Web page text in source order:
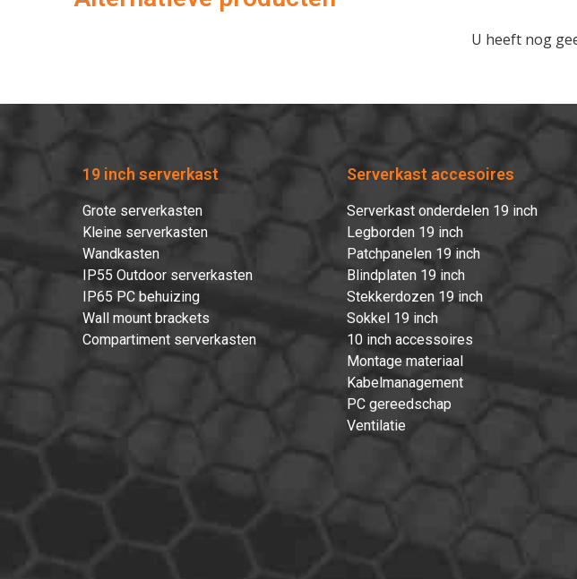
U heeft nog
19 inch serverkast
Grote serverkasten
Kleine serverkasten
Wandkasten
IP55 Outdoor serverkasten
IP65 PC behuizing
Wall mount brackets
Compartiment serverkasten
Serverkast accesoires
Serverkast onderdelen 19 inch
Legborden 19 inch
Patchpanelen 19 inch
Blindplaten 19 inch
Stekkerdozen 19 inch
Sokkel 19 inch
10 inch accessoires
Montage materiaal
Kabelmanagement
PC gereedschap
Ventilatie